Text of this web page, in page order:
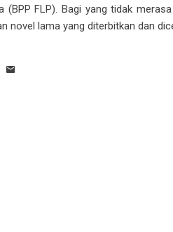
(BPP FLP). Bagi yang tidak
novel lama yang diterbitkan dan